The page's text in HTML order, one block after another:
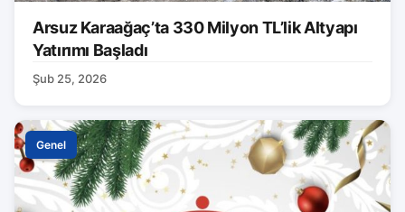
Arsuz Karaağaç’ta 330 Milyon TL’lik Altyapı
Yatırımı Başladı
Şub 25, 2026
Genel